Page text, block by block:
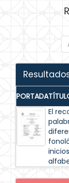
PORTADA
El